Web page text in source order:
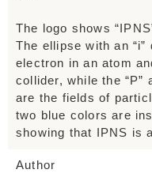
The logo shows
The ellipse with an
electron in an atom
collider, while the “P”
are the fields of
two blue colors are
showing that IPNS is
Author